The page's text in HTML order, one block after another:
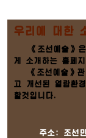
우리에 대한
《조선예술》은
게 소개하는 홈페
《조선예술》관
고 개선된 열람환
할것입니다.
주소: 조선